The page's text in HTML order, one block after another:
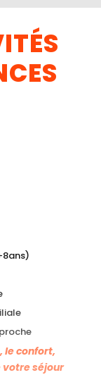
le confort,
votre séjour